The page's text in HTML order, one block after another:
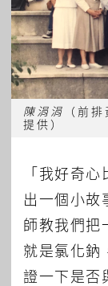
陳涓涓 （前排
提供）
「我好奇
出一個小故
師教我們把
就是氯化鈉
證一下是否